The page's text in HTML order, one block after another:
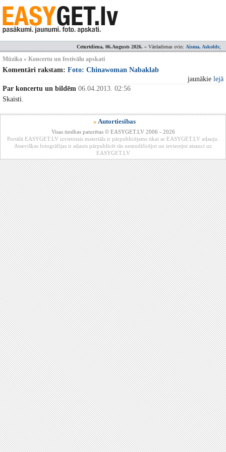
Ceturtdiena, 06.Augusts 2026. » Vārdadienas svin: Aisma, Askolds;
Mūzika » Koncertu un festivālu apskati
Komentāri rakstam: Foto: Chinawoman Nabaklab
jaunākie lejā
Par koncertu un bildēm 06.04.2013. 02:56
Skaisti.
» Autortiesības
Visas tiesības paturētas © EASYGET.LV 2006 - 2026
Portālā EASYGET.LV izvietotais materiāls ir pārpublicējams tikai ar EASYGET.LV atļauju.
Atsevišķas fotogrāfijas ir atļauts pārpublicēt tās nemodificējot un ievieotjot atsauci uz
EASYGET.LV